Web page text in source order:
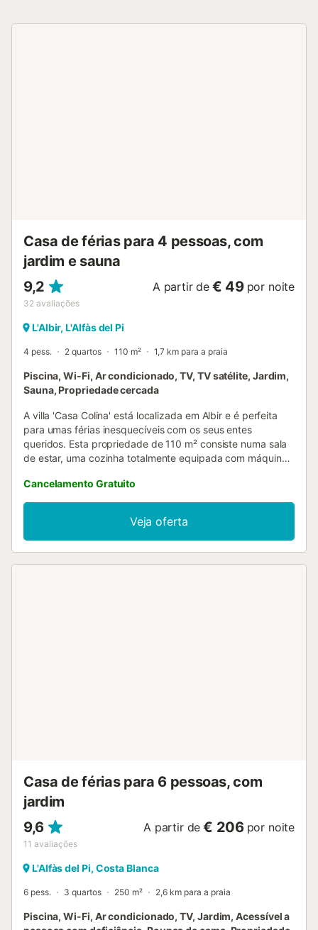
Casa de férias para 4 pessoas, com
jardim e sauna
9,2
32 avaliações
A partir de € 49 por noite
L'Albir, L'Alfàs del Pi
4 pess. 2 quartos 110 m² 1,7 km para a praia
Piscina, Wi-Fi, Ar condicionado, TV, TV satélite, Jardim,
Sauna, Propriedade cercada
A villa 'Casa Colina' está localizada em Albir e é perfeita
para umas férias inesquecíveis com os seus entes
queridos. Esta propriedade de 110 m² consiste numa sala
de estar, uma cozinha totalmente equipada com máquina
portanto, acomodar 4 pessoas. Outras comodidades
incluem Wi-Fi, TV satélite, ar condicionado, bem como uma
máquina de lavar roupa. Além disso, uma sauna privada e
equipamento de ginásio estão disponíveis para a sua
utilização. A sua área exterior privada inclui uma piscina,
Cancelamento Gratuito
Veja oferta
Casa de férias para 6 pessoas, com
jardim
9,6
11 avaliações
A partir de € 206 por noite
L'Alfàs del Pi, Costa Blanca
6 pess. 3 quartos 250 m² 2,6 km para a praia
Piscina, Wi-Fi, Ar condicionado, TV, Jardim, Acessível a